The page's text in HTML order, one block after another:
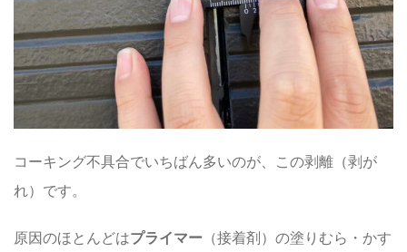
コーキング不具合でいちばん多いのが、この剥離（剥が
れ）です。
原因のほとんどはプライマー （接着剤）の塗りむら・かす